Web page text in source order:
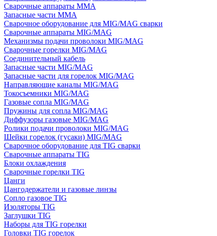
Сварочные аппараты MMA
Запасные части MMA
Сварочное оборудование для MIG/MAG сварки
Сварочные аппараты MIG/MAG
Механизмы подачи проволоки MIG/MAG
Сварочные горелки MIG/MAG
Соединительный кабель
Запасные части MIG/MAG
Запасные части для горелок MIG/MAG
Направляющие каналы MIG/MAG
Токосъемники MIG/MAG
Газовые сопла MIG/MAG
Пружины для сопла MIG/MAG
Диффузоры газовые MIG/MAG
Ролики подачи проволоки MIG/MAG
Шейки горелок (гусаки) MIG/MAG
Сварочное оборудование для TIG сварки
Сварочные аппараты TIG
Блоки охлаждения
Сварочные горелки TIG
Цанги
Цангодержатели и газовые линзы
Сопло газовое TIG
Изоляторы TIG
Заглушки TIG
Наборы для TIG горелки
Головки TIG горелок